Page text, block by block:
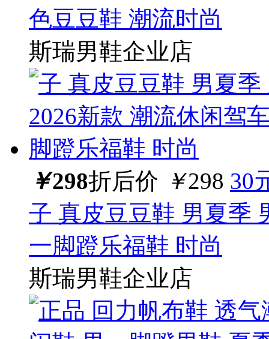
色豆豆鞋 潮流时尚
斯瑞男鞋企业店
￥298折后价 ￥298 30
子 真皮豆豆鞋 男夏季
一脚蹬乐福鞋 时尚
斯瑞男鞋企业店